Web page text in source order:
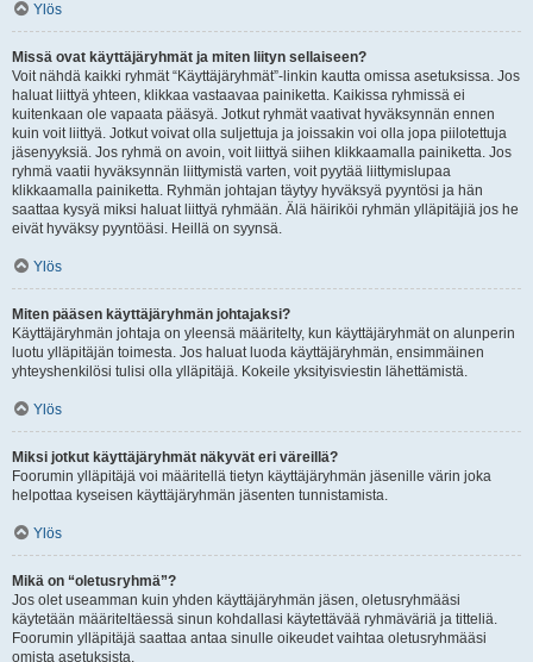
Ylös
Missä ovat käyttäjäryhmät ja miten liityn sellaiseen?
Voit nähdä kaikki ryhmät “Käyttäjäryhmät”-linkin kautta omissa asetuksissa. Jos
haluat liittyä yhteen, klikkaa vastaavaa painiketta. Kaikissa ryhmissä ei
kuitenkaan ole vapaata pääsyä. Jotkut ryhmät vaativat hyväksynnän ennen
kuin voit liittyä. Jotkut voivat olla suljettuja ja joissakin voi olla jopa piilotettuja
jäsenyyksiä. Jos ryhmä on avoin, voit liittyä siihen klikkaamalla painiketta. Jos
ryhmä vaatii hyväksynnän liittymistä varten, voit pyytää liittymislupaa
klikkaamalla painiketta. Ryhmän johtajan täytyy hyväksyä pyyntösi ja hän
saattaa kysyä miksi haluat liittyä ryhmään. Älä häiriköi ryhmän ylläpitäjiä jos he
eivät hyväksy pyyntöäsi. Heillä on syynsä.
Ylös
Miten pääsen käyttäjäryhmän johtajaksi?
Käyttäjäryhmän johtaja on yleensä määritelty, kun käyttäjäryhmät on alunperin
luotu ylläpitäjän toimesta. Jos haluat luoda käyttäjäryhmän, ensimmäinen
yhteyshenkilösi tulisi olla ylläpitäjä. Kokeile yksityisviestin lähettämistä.
Ylös
Miksi jotkut käyttäjäryhmät näkyvät eri väreillä?
Foorumin ylläpitäjä voi määritellä tietyn käyttäjäryhmän jäsenille värin joka
helpottaa kyseisen käyttäjäryhmän jäsenten tunnistamista.
Ylös
Mikä on “oletusryhmä”?
Jos olet useamman kuin yhden käyttäjäryhmän jäsen, oletusryhmääsi
käytetään määriteltäessä sinun kohdallasi käytettävää ryhmäväriä ja titteliä.
Foorumin ylläpitäjä saattaa antaa sinulle oikeudet vaihtaa oletusryhmääsi
omista asetuksista.